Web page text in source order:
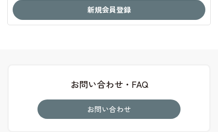
お問い合わせ・FAQ
お問い合わせ